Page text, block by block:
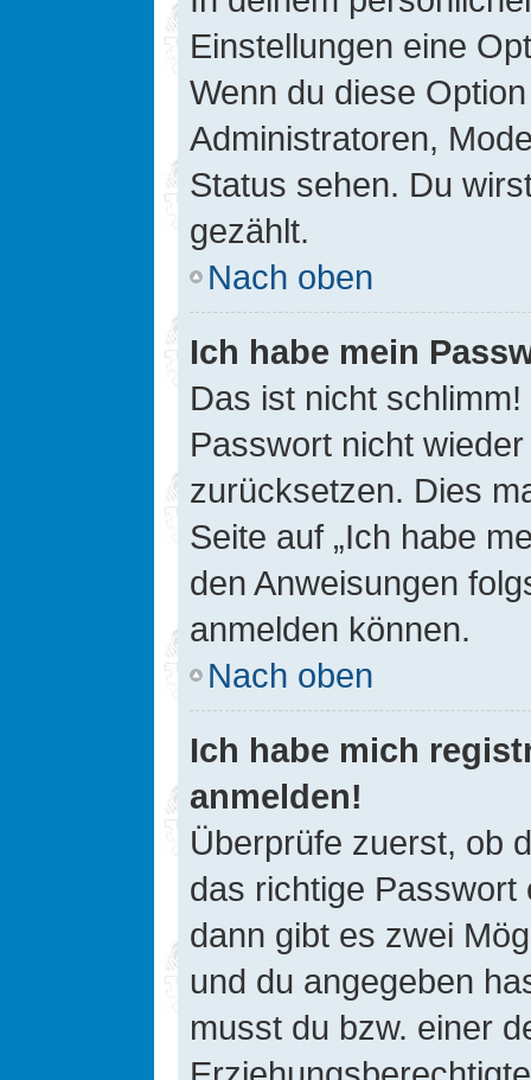
Einstellungen eine
Wenn du diese
Administratoren,
Status sehen. Du
gezählt.
Nach oben
Ich habe mein
Das ist nicht
Passwort nicht
zurücksetzen. Dies
Seite auf „Ich habe
den Anweisungen
anmelden können.
Nach oben
Ich habe mich
anmelden!
Überprüfe zuerst, ob
das richtige Passwort
dann gibt es zwei
und du angegeben
musst du bzw. einer